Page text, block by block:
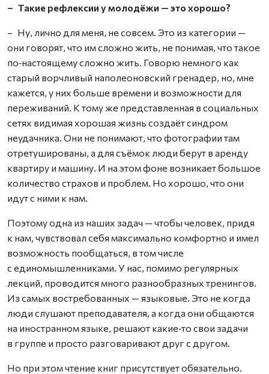
– Такие рефлексии у молодёжи — это хорошо?
– Ну, лично для меня, не совсем. Это из категории —
они говорят, что им сложно жить, не понимая, что такое
по‑настоящему сложно жить. Говорю немного как
старый ворчливый наполеоновский гренадер, но, мне
кажется, у них больше времени и возможности для
переживаний. К тому же представленная в социальных
сетях видимая хорошая жизнь создаёт синдром
неудачника. Они не понимают, что фотографии там
отретушированы, а для съёмок люди берут в аренду
квартиру и машину. И на этом фоне возникает большое
количество страхов и проблем. Но хорошо, что они
идут с ними к нам.
Поэтому одна из наших задач — чтобы человек, придя
к нам, чувствовал себя максимально комфортно и имел
возможность пообщаться, в том числе
с единомышленниками. У нас, помимо регулярных
лекций, проводится много разнообразных тренингов.
Из самых востребованных — языковые. Это не когда
люди слушают преподавателя, а когда они общаются
на иностранном языке, решают какие‑то свои задачи
в группе и просто разговаривают друг с другом.
Но при этом чтение книг присутствует обязательно.